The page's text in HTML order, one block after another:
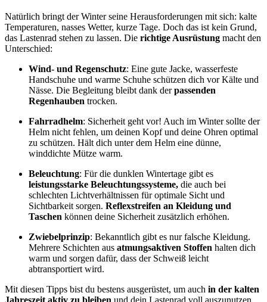
Natürlich bringt der Winter seine Herausforderungen mit sich: kalte
Temperaturen, nasses Wetter, kurze Tage. Doch das ist kein Grund,
das Lastenrad stehen zu lassen. Die richtige Ausrüstung macht den
Unterschied:
Wind- und Regenschutz: Eine gute Jacke, wasserfeste
Handschuhe und warme Schuhe schützen dich vor Kälte und
Nässe. Die Begleitung bleibt dank derpassenden
Regenhauben trocken.
Fahrradhelm: Sicherheit geht vor! Auch im Winter sollte der
Helm nicht fehlen, um deinen Kopf und deine Ohren optimal
zu schützen. Hält dich unter dem Helm eine dünne,
winddichte Mütze warm.
Beleuchtung: Für die dunklen Wintertage gibt es
leistungsstarke Beleuchtungssysteme, die auch bei
schlechten Lichtverhältnissen für optimale Sicht und
Sichtbarkeit sorgen. Reflexstreifen an Kleidung und
Taschen können deine Sicherheit zusätzlich erhöhen.
Zwiebelprinzip: Bekanntlich gibt es nur falsche Kleidung.
Mehrere Schichten aus atmungsaktiven Stoffen halten dich
warm und sorgen dafür, dass der Schweiß leicht
abtransportiert wird.
Mit diesen Tipps bist du bestens ausgerüstet, um auch in der kalten